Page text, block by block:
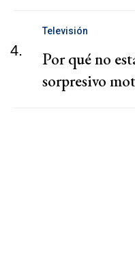
4.
Televisión
Por qué no
sorpresivo